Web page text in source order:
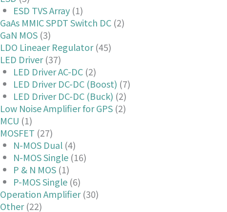
ESD TVS Array(1)
GaAs MMIC SPDT Switch DC(2)
GaN MOS(3)
LDO Lineaer Regulator(45)
LED Driver(37)
LED Driver AC-DC(2)
LED Driver DC-DC (Boost) (7)
LED Driver DC-DC (Buck) (2)
Low Noise Amplifier for GPS(2)
MCU (1)
MOSFET (27)
N-MOS Dual(4)
N-MOS Single(16)
P & N MOS(1)
P-MOS Single(6)
Operation Amplifier(30)
Other(22)